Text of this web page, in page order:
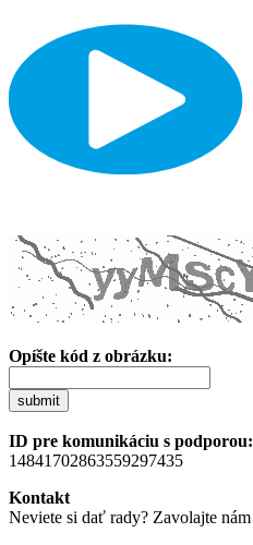
Opíšte kód z obrázku:
submit
ID pre komunikáciu s podporou:
14841702863559297435
Kontakt
Neviete si dať rady? Zavolajte nám